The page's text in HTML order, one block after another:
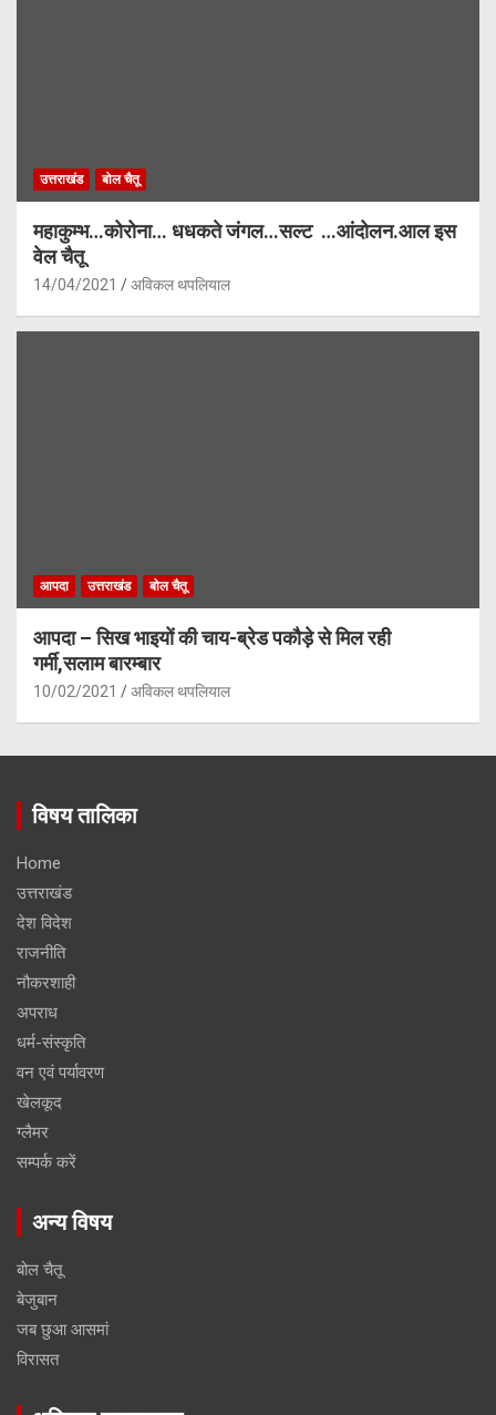
उत्तराखंड बोल चैतू
महाकुम्भ…कोरोना… धधकते जंगल…सल्ट …आंदोलन.आल इस
वेल चैतू
14/04/2021 अविकल थपलियाल
आपदा उत्तराखंड बोल चैतू
आपदा – सिख भाइयों की चाय-ब्रेड पकौड़े से मिल रही
गर्मी,सलाम बारम्बार
10/02/2021 अविकल थपलियाल
विषय तालिका
Home
उत्तराखंड
देश विदेश
राजनीति
नौकरशाही
अपराध
धर्म-संस्कृति
वन एवं पर्यावरण
खेलकूद
ग्लैमर
सम्पर्क करें
अन्य विषय
बोल चैतू
बेजुबान
जब छुआ आसमां
विरासत